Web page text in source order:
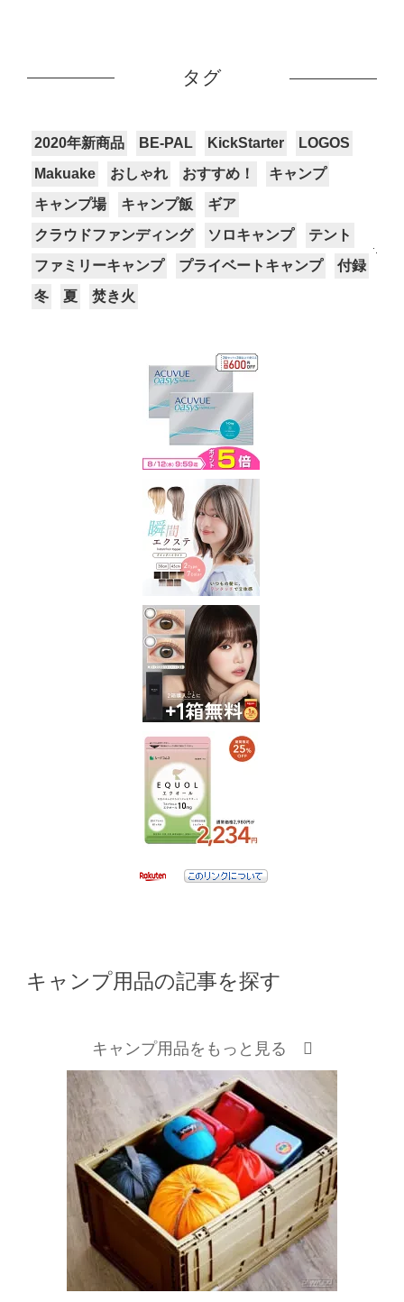
タグ
2020年新商品 BE-PAL KickStarter
LOGOS
Makuake
おしゃれ おすすめ！
キャンプ
キャンプ場
キャンプ飯
ギア
クラウドファンディング
ソロキャンプ
テント
ファミリーキャンプ
プライベートキャンプ
付録
冬
夏 焚き火
キャンプ用品の記事を探す
キャンプ用品をもっと見る